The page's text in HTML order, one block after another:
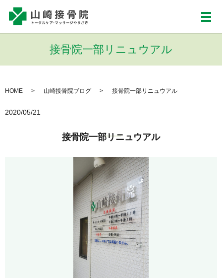
メ
接骨院一部リニュウアル
HOME 山崎接骨院ブログ 接骨院一部リニュウアル
2020/05/21
接骨院一部リニュウアル